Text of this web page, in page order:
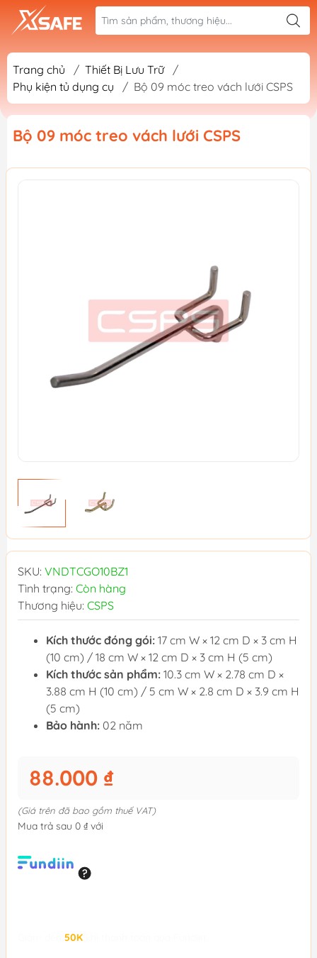
Trang chủ / Thiết Bị Lưu Trữ
/
Phụ kiện tủ dụng cụ
/ Bộ 09 móc treo vách lưới CSPS
Bộ 09 móc treo vách lưới CSPS
SKU: VNDTCGO10BZ1
Tình trạng: Còn hàng
Thương hiệu: CSPS
Kích thước đóng gói: 17 cm W × 12 cm D × 3 cm H
(10 cm) / 18 cm W × 12 cm D × 3 cm H (5 cm)
Kích thước sản phẩm: 10.3 cm W × 2.78 cm D ×
3.88 cm H (10 cm) / 5 cm W × 2.8 cm D × 3.9 cm H
(5 cm)
Bảo hành: 02 năm
88.000 ₫
(Giá trên đã bao gồm thuế VAT)
Mua trả sau 0 ₫ với
50K